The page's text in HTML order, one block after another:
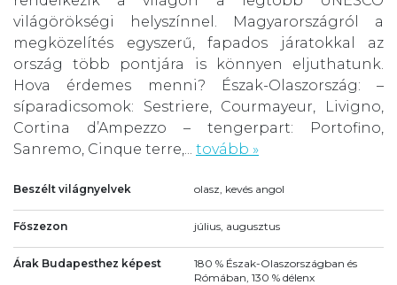
világörökségi helyszínnel. Magyarországról a
megközelítés egyszerű, fapados járatokkal az
ország több pontjára is könnyen eljuthatunk.
Hova érdemes menni? Észak-Olaszország: –
síparadicsomok: Sestriere, Courmayeur, Livigno,
Cortina d’Ampezzo – tengerpart: Portofino,
Sanremo, Cinque terre,... tovább »
Beszélt világnyelvek olasz, kevés angol
Főszezon július, augusztus
Árak Budapesthez képest
180 % Észak-Olaszországban és
Rómában, 130 % délenx